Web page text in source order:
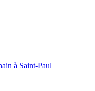
à Saint-Paul